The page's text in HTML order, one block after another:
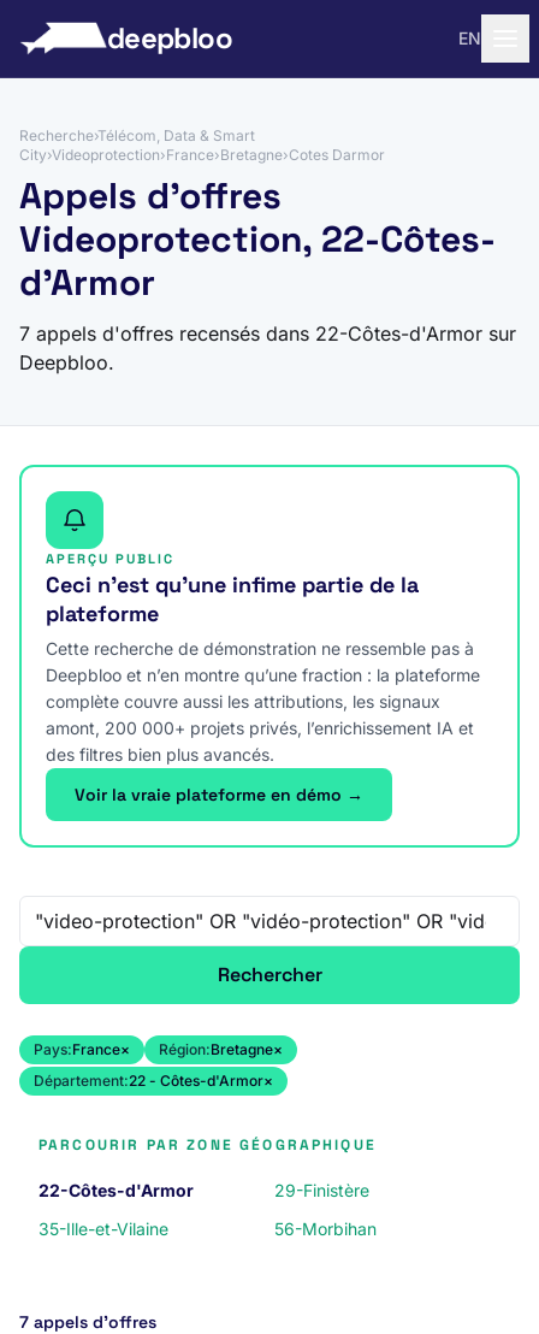
deepbloo EN
Recherche›Télécom, Data & Smart
City›Videoprotection›France›Bretagne›Cotes Darmor
Appels d'offres
Videoprotection, 22-Côtes-
d'Armor
7 appels d'offres recensés dans 22-Côtes-d'Armor sur
Deepbloo.
APERÇU PUBLIC
Ceci n’est qu’une infime partie de la
plateforme
Cette recherche de démonstration ne ressemble pas à
Deepbloo et n’en montre qu’une fraction : la plateforme
complète couvre aussi les attributions, les signaux
amont, 200 000+ projets privés, l’enrichissement IA et
des filtres bien plus avancés.
Voir la vraie plateforme en démo →
Recherche libre
Rechercher
Pays:France× Région:Bretagne×
Département:22 - Côtes-d'Armor×
PARCOURIR PAR ZONE GÉOGRAPHIQUE
22-Côtes-d'Armor
29-Finistère
35-Ille-et-Vilaine
56-Morbihan
7 appels d’offres